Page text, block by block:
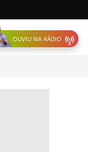
OUVIU NA RÁDIO